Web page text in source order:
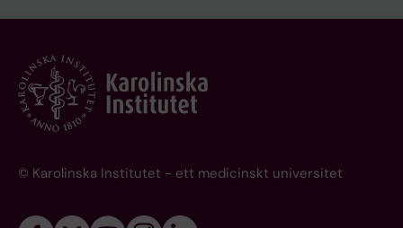
© Karolinska Institutet - ett medicinskt universitet